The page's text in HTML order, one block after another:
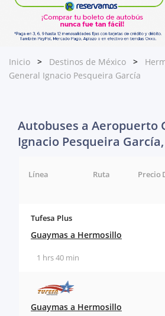
Inicio Destinos de México
General Ignacio Pesqueira García
Autobuses a Aeropuerto
Ignacio Pesqueira
Línea Ruta Precio
Tufesa Plus
Guaymas a Hermosillo
1 hrs 40 min
Guaymas a Hermosillo